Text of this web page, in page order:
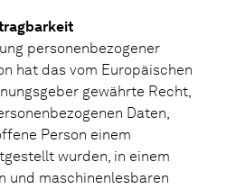
personenbezogener
hat das vom Europäischen
gewährte Recht,
Daten,
Person einem
wurden, in einem
und maschinenlesbaren